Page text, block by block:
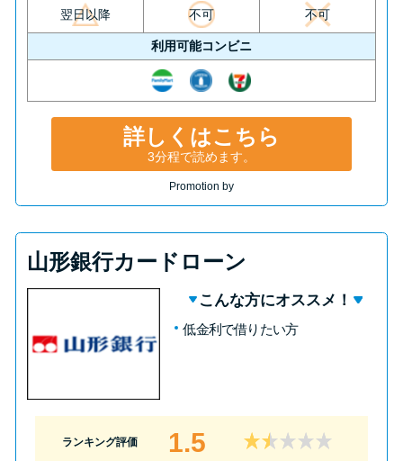
翌日以降 不可 不可
利用可能コンビニ
詳しくはこちら
3分程で読めます。
Promotion by
山形銀行カードローン
こんな方にオススメ！
低金利で借りたい方
ランキング評価 1.5